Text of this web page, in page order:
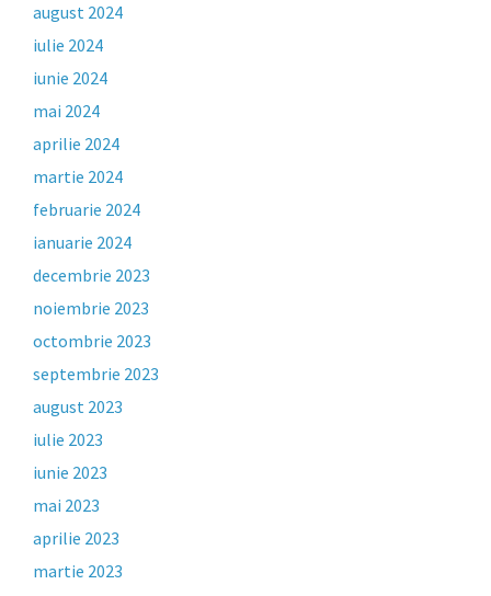
august 2024
iulie 2024
iunie 2024
mai 2024
aprilie 2024
martie 2024
februarie 2024
ianuarie 2024
decembrie 2023
noiembrie 2023
octombrie 2023
septembrie 2023
august 2023
iulie 2023
iunie 2023
mai 2023
aprilie 2023
martie 2023